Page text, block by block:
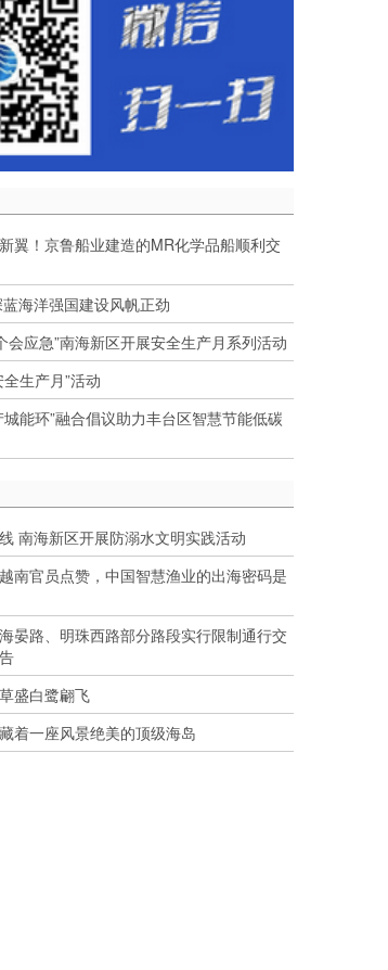
翼！京鲁船业建造的MR化学品船顺利交
海洋强国建设风帆正劲
会应急”南海新区开展安全生产月系列活动
生产月”活动
能环”融合倡议助力丰台区智慧节能低碳
南海新区开展防溺水文明实践活动
南官员点赞，中国智慧渔业的出海密码是
晏路、明珠西路部分路段实行限制通行交
盛白鹭翩飞
着一座风景绝美的顶级海岛